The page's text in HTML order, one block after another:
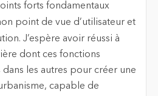
forts fondamentaux
point de vue d’utilisateur et
J’espère avoir réussi à
dont ces fonctions
dans les autres pour créer une
capable de